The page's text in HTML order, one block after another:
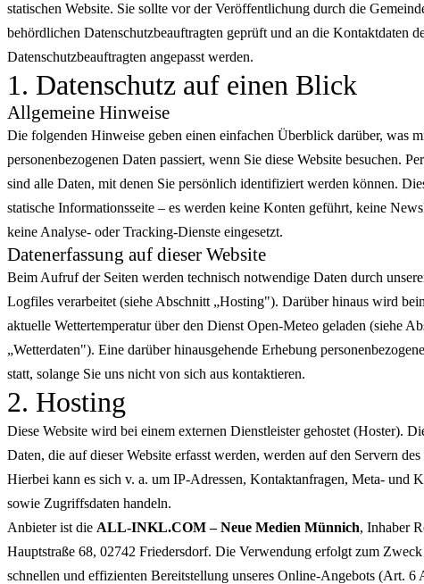
statischen Website. Sie sollte vor der Veröffentlichung durch die
behördlichen Datenschutzbeauftragten geprüft und an die Kontaktdaten
Datenschutzbeauftragten angepasst werden.
1. Datenschutz auf einen Blick
Allgemeine Hinweise
Die folgenden Hinweise geben einen einfachen Überblick darüber, was
personenbezogenen Daten passiert, wenn Sie diese Website besuchen.
sind alle Daten, mit denen Sie persönlich identifiziert werden können.
statische Informationsseite – es werden keine Konten geführt, keine
keine Analyse- oder Tracking-Dienste eingesetzt.
Datenerfassung auf dieser Website
Beim Aufruf der Seiten werden technisch notwendige Daten durch
Logfiles verarbeitet (siehe Abschnitt „Hosting"). Darüber hinaus wird
aktuelle Wettertemperatur über den Dienst Open-Meteo geladen (siehe
„Wetterdaten"). Eine darüber hinausgehende Erhebung
statt, solange Sie uns nicht von sich aus kontaktieren.
2. Hosting
Diese Website wird bei einem externen Dienstleister gehostet (Hoster).
Daten, die auf dieser Website erfasst werden, werden auf den Servern des
Hierbei kann es sich v. a. um IP-Adressen, Kontaktanfragen, Meta- und
sowie Zugriffsdaten handeln.
Anbieter ist die ALL-INKL.COM – Neue Medien Münnich, Inhaber
Hauptstraße 68, 02742 Friedersdorf. Die Verwendung erfolgt zum Zweck
schnellen und effizienten Bereitstellung unseres Online-Angebots (Art. 6